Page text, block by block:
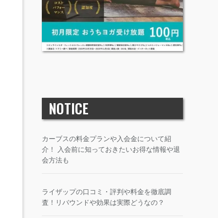
NOTICE
カーブスの料金プランや入会金について紹
介！ 入会前に知っておきたいお得な情報や退
会方法も
ライザップの口コミ・評判や料金を徹底調
査！リバウンドや効果は実際どうなの？